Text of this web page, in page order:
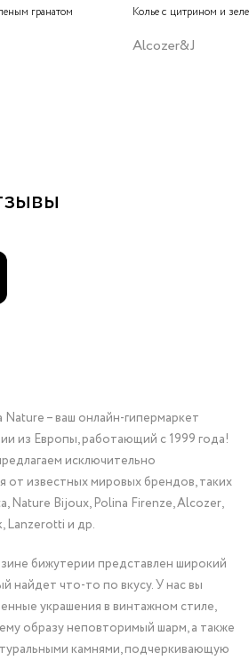
гранатом Колье с цитрином и
Alcozer&J
– ваш онлайн-гипермаркет
из Европы, работающий с 1999 года!
исключительно
от известных мировых брендов, таких
Nature Bijoux, Polina Firenze, Alcozer,
Lanzerotti и др.
бижутерии представлен широкий
найдет что-то по вкусу. У нас вы
украшения в винтажном стиле,
образу неповторимый шарм, а также
камнями, подчеркивающую